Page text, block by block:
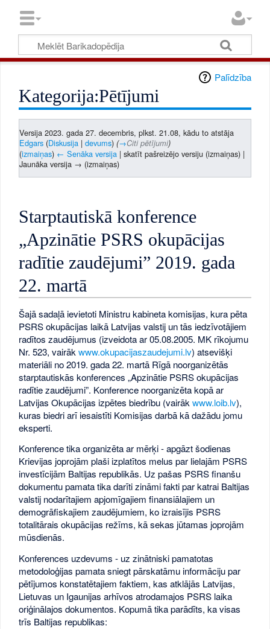
Palīdzība
Kategorija:Pētījumi
Versija 2023. gada 27. decembris, plkst. 21.08, kādu to atstāja
Edgars (Diskusija |devums) (→Citi pētījumi)
(izmaiņas) ← Senāka versija | skatīt pašreizējo versiju (izmaiņas) |
Jaunāka versija → (izmaiņas)
Starptautiskā konference
„Apzinātie PSRS okupācijas
radītie zaudējumi” 2019. gada
22. martā
Šajā sadaļā ievietoti Ministru kabineta komisijas, kura pēta
PSRS okupācijas laikā Latvijas valstij un tās iedzīvotājiem
radītos zaudējumus (izveidota ar 05.08.2005. MK rīkojumu
Nr. 523, vairākwww.okupacijaszaudejumi.lv) atsevišķi
materiāli no 2019. gada 22. martā Rīgā noorganizētās
starptautiskās konferences „Apzinātie PSRS okupācijas
radītie zaudējumi”. Konference noorganizēta kopā ar
Latvijas Okupācijas izpētes biedrību (vairākwww.loib.lv),
kuras biedri arī iesaistīti Komisijas darbā kā dažādu jomu
eksperti.
Konference tika organizēta ar mērķi - apgāzt šodienas
Krievijas joprojām plaši izplatītos melus par lielajām PSRS
investīcijām Baltijas republikās. Uz pašas PSRS finanšu
dokumentu pamata tika darīti zināmi fakti par katrai Baltijas
valstij nodarītajiem apjomīgajiem finansiālajiem un
demogrāfiskajiem zaudējumiem, ko izraisījis PSRS
totalitārais okupācijas režīms, kā sekas jūtamas joprojām
mūsdienās.
Konferences uzdevums - uz zinātniski pamatotas
metodoloģijas pamata sniegt pārskatāmu informāciju par
pētījumos konstatētajiem faktiem, kas atklājās Latvijas,
Lietuvas un Igaunijas arhīvos atrodamajos PSRS laika
oriģinālajos dokumentos. Kopumā tika parādīts, ka visas
trīs Baltijas republikas: